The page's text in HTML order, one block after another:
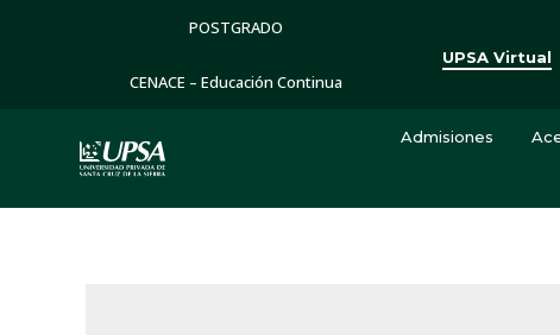
POSTGRADO
CENACE – Educación Continua
UPSA Virtual
Admisiones